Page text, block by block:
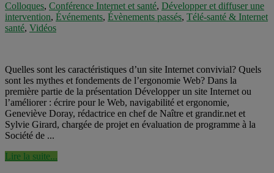
Colloques, Conférence Internet et santé, Développer et diffuser une
intervention, Événements, Évènements passés, Télé-santé & Internet
santé, Vidéos
Quelles sont les caractéristiques d’un site Internet convivial? Quels
sont les mythes et fondements de l’ergonomie Web? Dans la
première partie de la présentation Développer un site Internet ou
l’améliorer : écrire pour le Web, navigabilité et ergonomie,
Geneviève Doray, rédactrice en chef de Naître et grandir.net et
Sylvie Girard, chargée de projet en évaluation de programme à la
Société de ...
Lire la suite...